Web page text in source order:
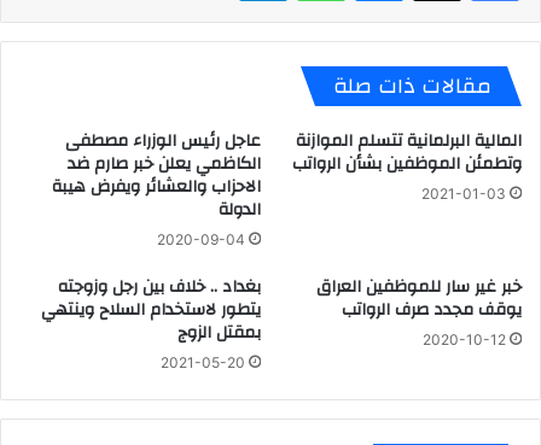
مقالات ذات صلة
المالية البرلمانية تتسلم الموازنة
وتطمئن الموظفين بشأن الرواتب
2021-01-03
عاجل رئيس الوزراء مصطفى
الكاظمي يعلن خبر صارم ضد
الاحزاب والعشائر ويفرض هيبة
الدولة
2020-09-04
خبر غير سار للموظفين العراق
يوقف مجدد صرف الرواتب
2020-10-12
بغداد .. خلاف بين رجل وزوجته
يتطور لاستخدام السلاح وينتهي
بمقتل الزوج
2021-05-20